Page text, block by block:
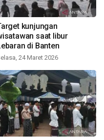
kunjungan
saat libur
di Banten
24 Maret 2026